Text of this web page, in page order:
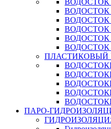
ВОДОСТОК
ВОДОСТОК
ВОДОСТОК
ВОДОСТОК
ВОДОСТОК
ПЛАСТИКОВЫЙ
ПАРО-